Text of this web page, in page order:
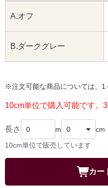
A.オフ
B.ダークグレー
※注文可能な商品については、1
10cm単位で購入可能です。
長さ m cm
10cm単位で販売しています
カー